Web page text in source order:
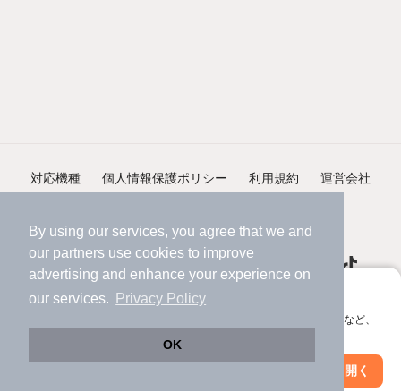
By using our services, you agree that we and
our partners use cookies to improve
advertising and enhance your experience on
our services.
Privacy Policy
OK
アプリに切り替えて、サクサクお部屋探し
会員登録なしですぐ使える。マップ検索やお気に入り保存など、
アプリを開く
絞り込み条件を変更
対応機種 個人情報保護ポリシー 利用規約 運営会社
©NIFTY Lifestyle Co., Ltd.